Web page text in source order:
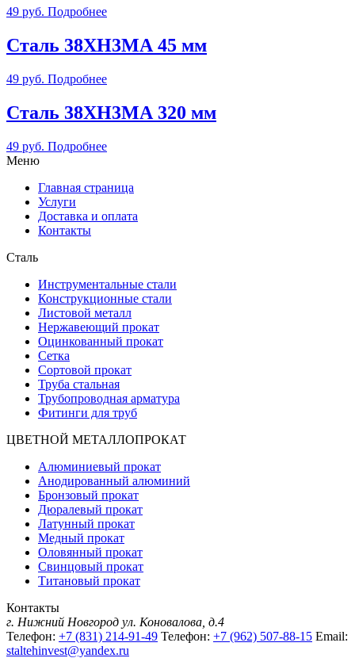
49 руб. Подробнее
Сталь 38ХН3МА 45 мм
49 руб. Подробнее
Сталь 38ХН3МА 320 мм
49 руб. Подробнее
Меню
Главная страница
Услуги
Доставка и оплата
Контакты
Сталь
Инструментальные стали
Конструкционные стали
Листовой металл
Нержавеющий прокат
Оцинкованный прокат
Сетка
Сортовой прокат
Труба стальная
Трубопроводная арматура
Фитинги для труб
ЦВЕТНОЙ МЕТАЛЛОПРОКАТ
Алюминиевый прокат
Анодированный алюминий
Бронзовый прокат
Дюралевый прокат
Латунный прокат
Медный прокат
Оловянный прокат
Свинцовый прокат
Титановый прокат
Контакты
г. Нижний Новгород ул. Коновалова, д.4
Телефон: +7 (831) 214-91-49 Телефон: +7 (962) 507-88-15 Email:
staltehinvest@yandex.ru